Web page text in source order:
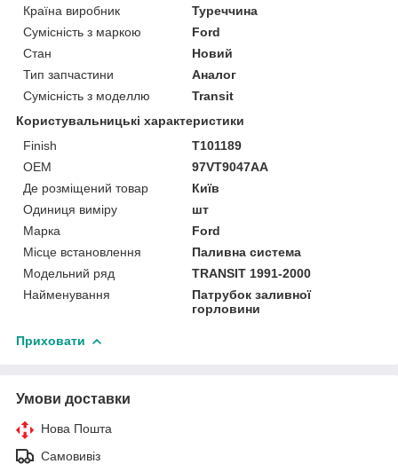
Країна виробник
Туреччина
Сумісність з маркою
Ford
Стан
Новий
Тип запчастини
Аналог
Сумісність з моделлю
Transit
Користувальницькі характеристики
Finish
T101189
OEM
97VT9047AA
Де розміщений товар
Київ
Одиниця виміру
шт
Марка
Ford
Місце встановлення
Паливна система
Модельний ряд
TRANSIT 1991-2000
Найменування
Патрубок заливної
горловини
Приховати
Умови доставки
Нова Пошта
Самовивіз